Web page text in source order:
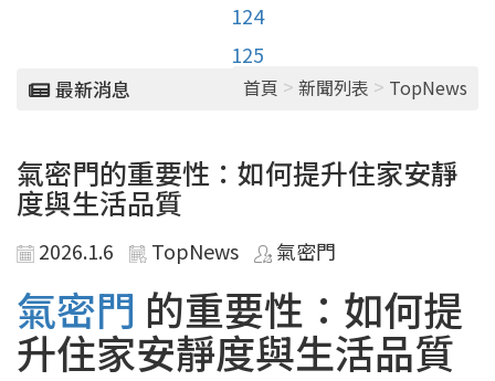
124
125
最新消息 首頁 > 新聞列表 > TopNews
氣密門的重要性：如何提升住家安靜
度與生活品質
2026.1.6 TopNews 氣密門
氣密門 的重要性：如何提
升住家安靜度與生活品質